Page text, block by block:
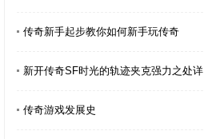
传奇新手起步教你如何新手玩传奇
新开传奇SF时光的轨迹夹克强力之处详
传奇游戏发展史